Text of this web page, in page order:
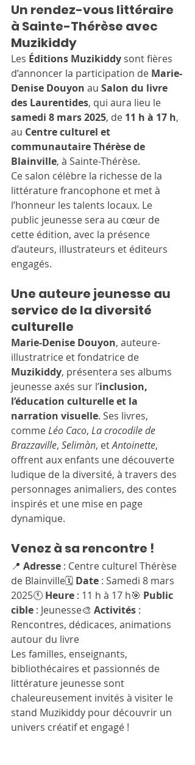
Un rendez-vous littéraire
à Sainte-Thérèse avec
Muzikiddy
Les Éditions Muzikiddy sont fières
d’annoncer la participation de Marie-
Denise Douyon au Salon du livre
des Laurentides, qui aura lieu le
samedi 8 mars 2025, de 11 h à 17 h,
au Centre culturel et
communautaire Thérèse de
Blainville, à Sainte-Thérèse.
Ce salon célèbre la richesse de la
littérature francophone et met à
l’honneur les talents locaux. Le
public jeunesse sera au cœur de
cette édition, avec la présence
d’auteurs, illustrateurs et éditeurs
engagés.
Une auteure jeunesse au
service de la diversité
culturelle
Marie-Denise Douyon, auteure-
illustratrice et fondatrice de
Muzikiddy, présentera ses albums
jeunesse axés sur l’inclusion,
l’éducation culturelle et la
narration visuelle. Ses livres,
comme Léo Caco, La crocodile de
Brazzaville, Selimàn, et Antoinette,
offrent aux enfants une découverte
ludique de la diversité, à travers des
personnages animaliers, des contes
inspirés et une mise en page
dynamique.
Venez à sa rencontre !
📍 Adresse : Centre culturel Thérèse
de Blainville🗓 Date : Samedi 8 mars
2025🕚 Heure : 11 h à 17 h🎯 Public
cible : Jeunesse🎨 Activités :
Rencontres, dédicaces, animations
autour du livre
Les familles, enseignants,
bibliothécaires et passionnés de
littérature jeunesse sont
chaleureusement invités à visiter le
stand Muzikiddy pour découvrir un
univers créatif et engagé !